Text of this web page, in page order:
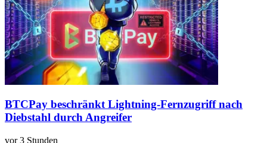
BTCPay beschränkt Lightning-Fernzugriff nach
Diebstahl durch Angreifer
vor 3 Stunden